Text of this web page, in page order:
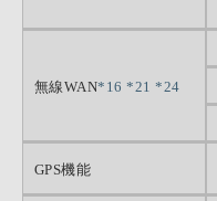
無線WAN*16 *21 *24
GPS機能